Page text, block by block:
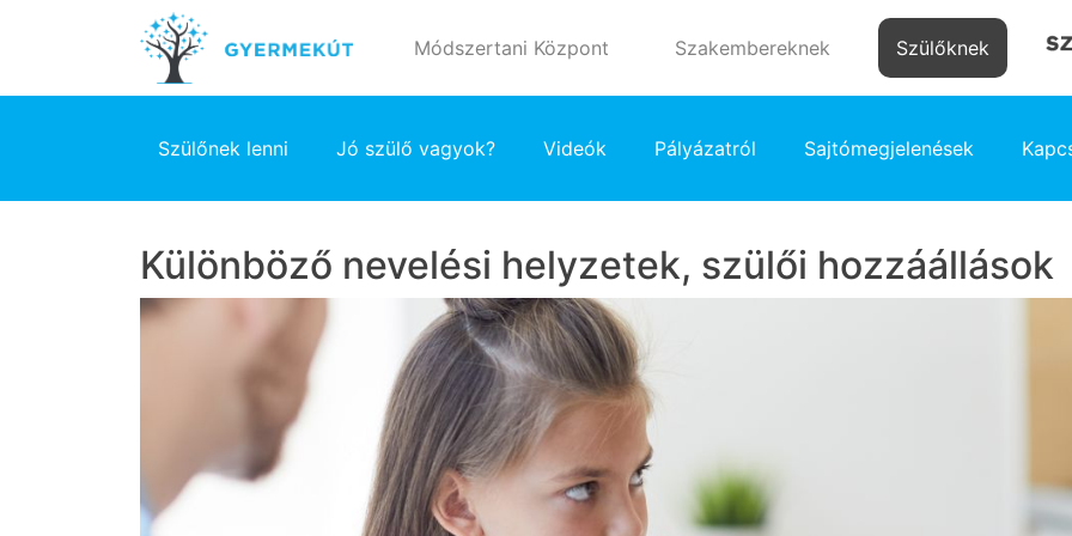
Módszertani Központ Szakembereknek Szülőknek
Szülőnek lenni Jó szülő vagyok? Videók Pályázatról Sajtómegjelenések
Különböző nevelési helyzetek, szülői hozzáállások